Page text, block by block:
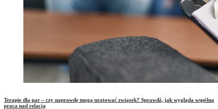
Terapie dla par – czy naprawdę mogą uratować związek? Sprawdź, jak wygląda wspólna
praca nad relacją